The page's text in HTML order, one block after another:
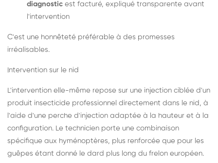
diagnostic est facturé, expliqué transparente avant
l'intervention
C'est une honnêteté préférable à des promesses
irréalisables.
Intervention sur le nid
L'intervention elle-même repose sur une injection ciblée d'un
produit insecticide professionnel directement dans le nid, à
l'aide d'une perche d'injection adaptée à la hauteur et à la
configuration. Le technicien porte une combinaison
spécifique aux hyménoptères, plus renforcée que pour les
guêpes étant donné le dard plus long du frelon européen.